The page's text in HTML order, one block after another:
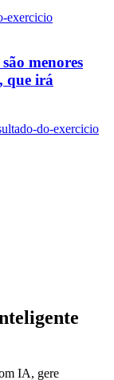
exercicio
menores
que irá
do-exercicio
IA, gere